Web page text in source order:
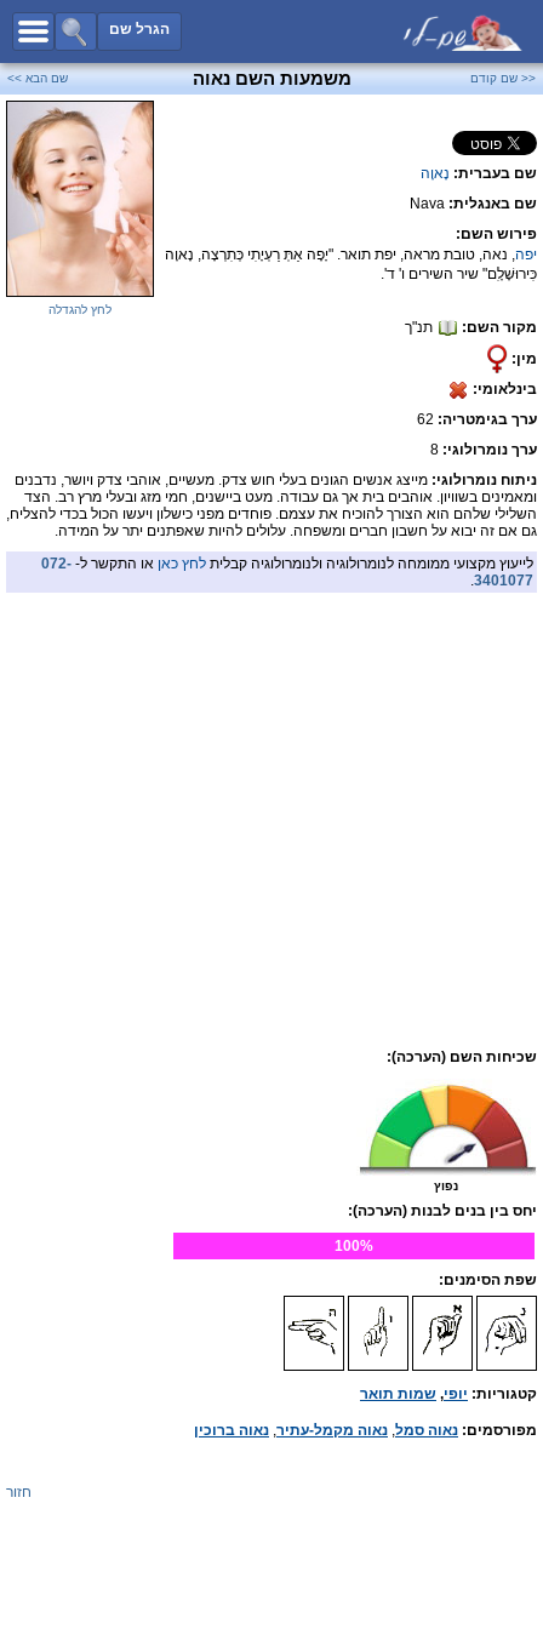
הגרל שם
כל השמות
שמות לבנים
שמות לבנות
שמות משותפים
שמות נפוצים
קטגוריות
פייסבוק
<< שם קודם משמעות השם נאוה שם הבא >>
שם בעברית: נָאוָה
שם באנגלית: Nava
פירוש השם:
יפה, נאה, טובת מראה, יפת תואר. "יָפָה אַתְּ רַעְיָתִי כְּתִרְצָה, נָאוָה
כִּירוּשָׁלִָם" שיר השירים ו' ד'.
מקור השם:
תנ"ך
מין:
בינלאומי:
ערך בגימטריה:
ערך נומרולוגי: 8
לחץ להגדלה
ניתוח נומרולוגי: מייצג אנשים הגונים בעלי חוש צדק. מעשיים, אוהבי צדק ויושר, נדבנים
ומאמינים בשוויון. אוהבים בית אך גם עבודה. מעט ביישנים, חמי מזג ובעלי מרץ רב. הצד
השלילי שלהם הוא הצורך להוכיח את עצמם. פוחדים מפני כישלון ויעשו הכול בכדי להצליח,
גם אם זה יבוא על חשבון חברים ומשפחה. עלולים להיות שאפתנים יתר על המידה.
לייעוץ מקצועי ממומחה לנומרולוגיה ולנומרולוגיה קבלית לחץ כאן או התקשר ל- 072-
3401077
.
שכיחות השם (הערכה):
נפוץ
יחס בין בנים לבנות (הערכה):
100%
שפת הסימנים:
קטגוריות: יופי, שמות תואר
מפורסמים: נאוה סמל, נאוה מקמל-עתיר, נאוה ברוכין
חזור